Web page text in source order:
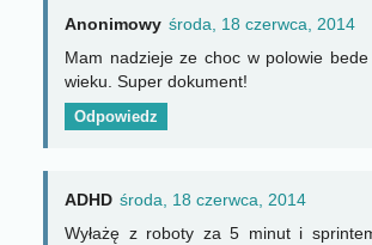
Anonimowy środa, 18 czerwca, 2014
Mam nadzieje ze choc w polowie
wieku. Super dokument!
Odpowiedz
ADHD środa, 18 czerwca, 2014
Wyłażę z roboty za 5 minut i